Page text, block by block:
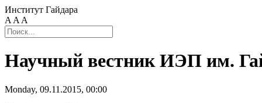
Институт Гайдара
A A A
Научный вестник ИЭП им.
Monday, 09.11.2015, 00:00